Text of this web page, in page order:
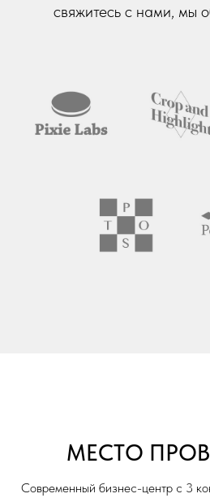
свяжитесь с нами, мы
МЕСТО
Современный бизнес-центр с 3